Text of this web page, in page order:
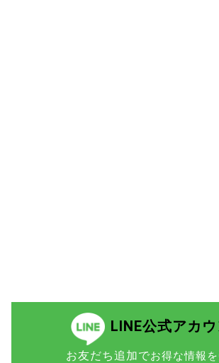
LINE公式アカウ
お友だち追加でお得な情報を